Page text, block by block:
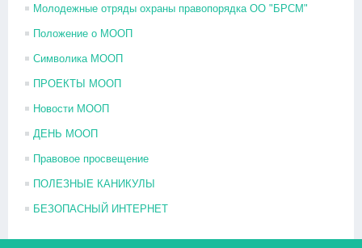
Молодежные отряды охраны правопорядка ОО "БРСМ"
Положение о МООП
Символика МООП
ПРОЕКТЫ МООП
Новости МООП
ДЕНЬ МООП
Правовое просвещение
ПОЛЕЗНЫЕ КАНИКУЛЫ
БЕЗОПАСНЫЙ ИНТЕРНЕТ